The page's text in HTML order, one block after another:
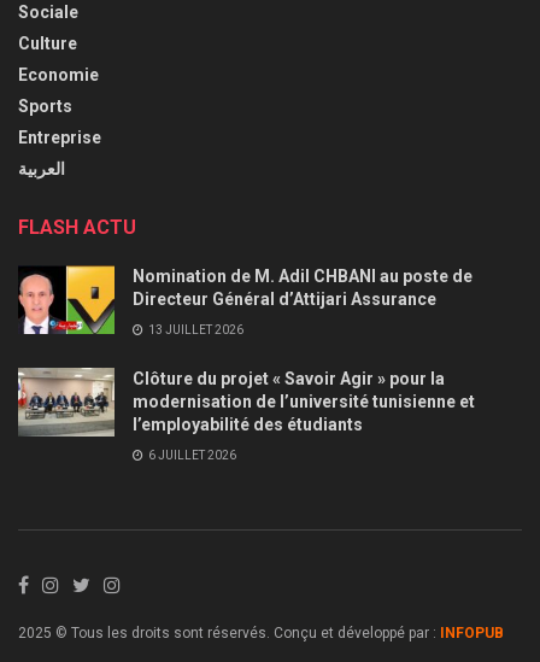
Sociale
Culture
Economie
Sports
Entreprise
العربية
FLASH ACTU
Nomination de M. Adil CHBANI au poste de
Directeur Général d’Attijari Assurance
13 JUILLET 2026
Clôture du projet « Savoir Agir » pour la
modernisation de l’université tunisienne et
l’employabilité des étudiants
6 JUILLET 2026
2025 © Tous les droits sont réservés. Conçu et développé par : INFOPUB